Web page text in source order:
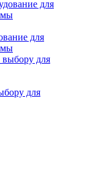
для
для